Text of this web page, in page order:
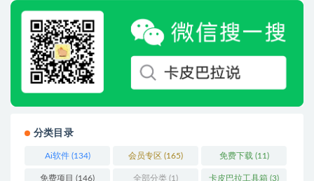
分类目录
Ai软件(134) 会员专区 (165) 免费下载 (11)
免费项目 (146) 全部分类 (1) 卡皮巴拉工具箱 (3)